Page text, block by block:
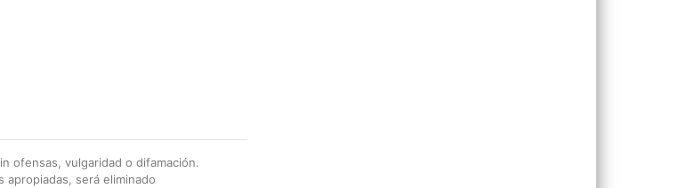
ofensas, vulgaridad o difamación.
será eliminado